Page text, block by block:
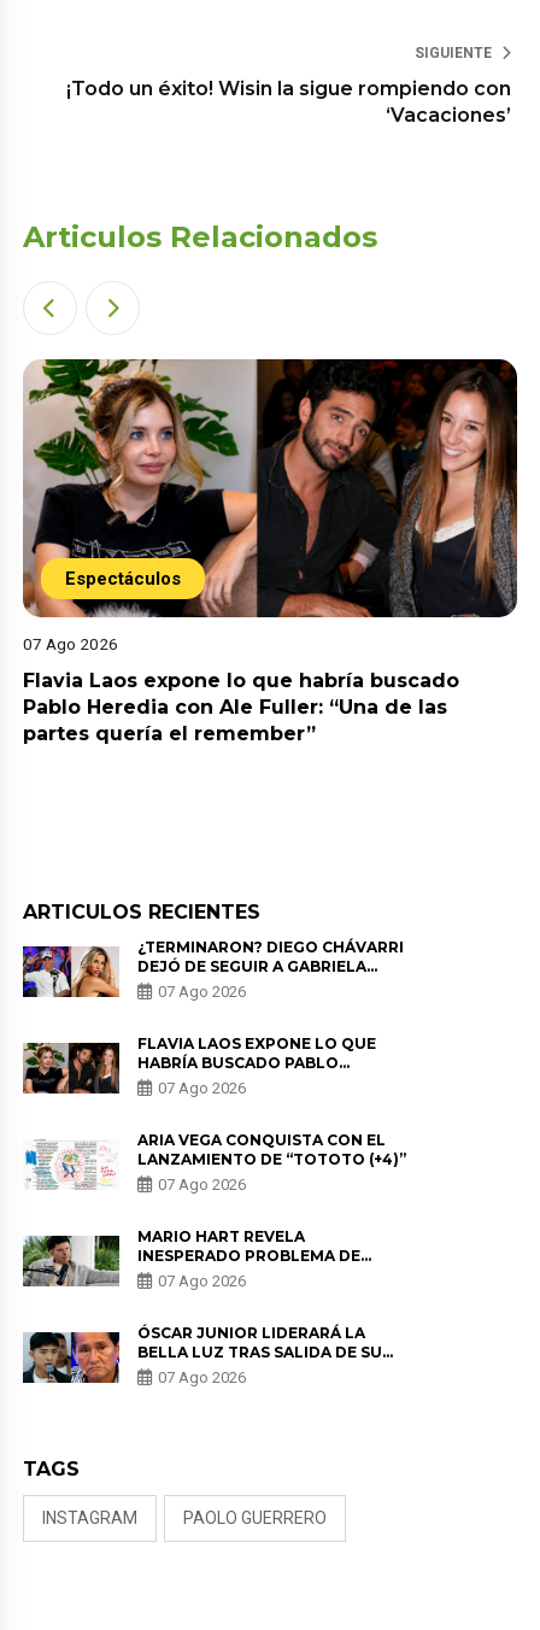
SIGUIENTE
¡Todo un éxito! Wisin la sigue rompiendo con
‘Vacaciones’
Articulos Relacionados
Espectáculos
07 Ago 2026
Flavia Laos expone lo que habría buscado
Pablo Heredia con Ale Fuller: “Una de las
partes quería el remember”
ARTICULOS RECIENTES
¿TERMINARON? DIEGO CHÁVARRI
DEJÓ DE SEGUIR A GABRIELA
HERRERA Y ANUNCIA SU SALIDA
DE PÓDCAST
07 Ago 2026
FLAVIA LAOS EXPONE LO QUE
HABRÍA BUSCADO PABLO
HEREDIA CON ALE FULLER: “UNA
DE LAS PARTES QUERÍA EL
07 Ago 2026
ARIA VEGA CONQUISTA CON EL
LANZAMIENTO DE “TOTOTO (+4)”
07 Ago 2026
MARIO HART REVELA
INESPERADO PROBLEMA DE
SALUD ANTES DE SEPARARSE DE
KORINA: “ME ENCONTRARON UN
07 Ago 2026
ÓSCAR JUNIOR LIDERARÁ LA
BELLA LUZ TRAS SALIDA DE SU
PADRE POR POLÉMICA CON
NALDY SALDAÑA
07 Ago 2026
TAGS
INSTAGRAM PAOLO GUERRERO